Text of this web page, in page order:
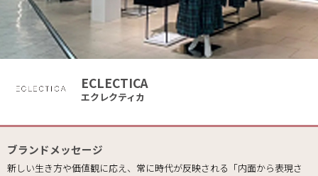
ECLECTICA
エクレクティカ
ブランドメッセージ
新しい生き方や価値観に応え、常に時代が反映される「内面から表現さ